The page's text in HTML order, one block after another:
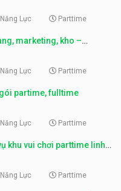
Lực Parttime
marketing, kho –
Lực Parttime
partime, fulltime
Lực Parttime
khu vui chơi parttime linh
Lực Parttime